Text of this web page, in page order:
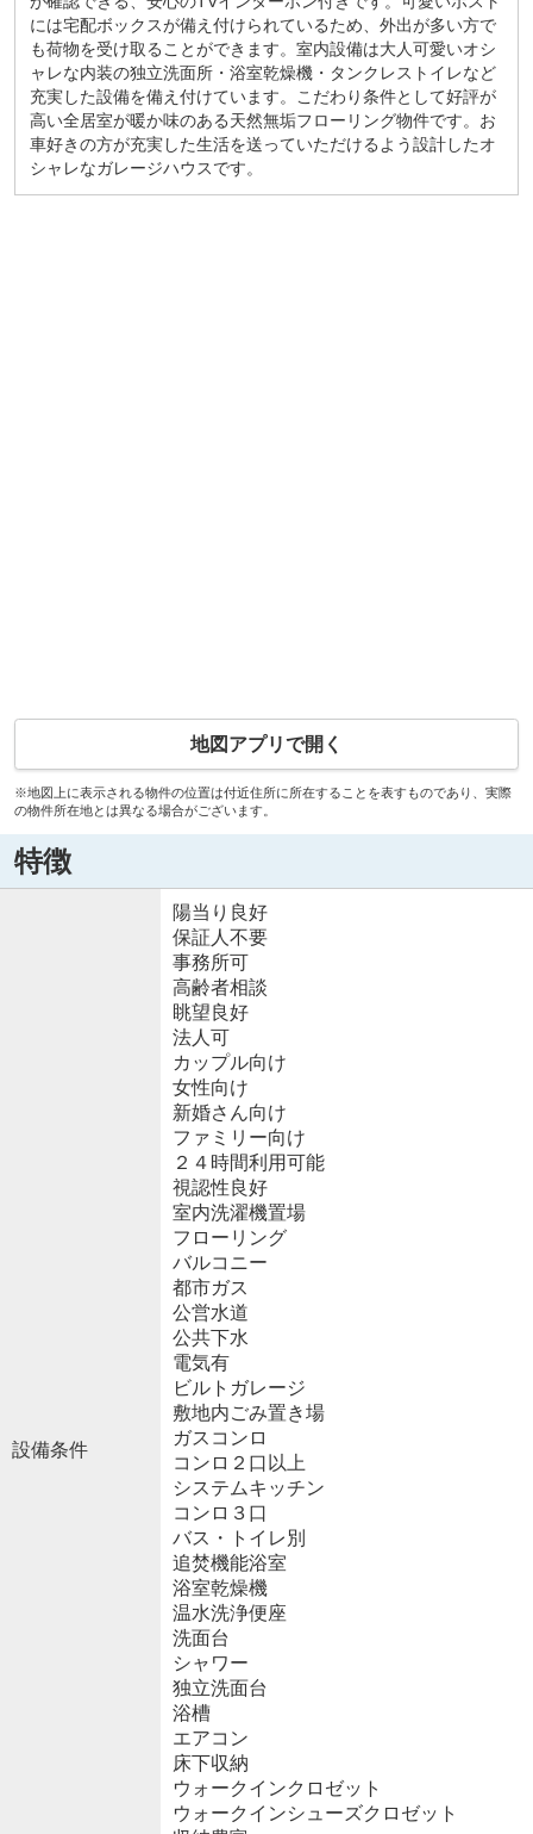
には宅配ボックスが備え付けられているため、外出が多い方で
も荷物を受け取ることができます。室内設備は大人可愛いオシ
ャレな内装の独立洗面所・浴室乾燥機・タンクレストイレなど
充実した設備を備え付けています。こだわり条件として好評が
高い全居室が暖か味のある天然無垢フローリング物件です。お
車好きの方が充実した生活を送っていただけるよう設計したオ
シャレなガレージハウスです。
地図アプリで開く
※地図上に表示される物件の位置は付近住所に所在することを表すものであり、実際
の物件所在地とは異なる場合がございます。
特徴
設備条件
陽当り良好
保証人不要
事務所可
高齢者相談
眺望良好
法人可
カップル向け
女性向け
新婚さん向け
ファミリー向け
２４時間利用可能
視認性良好
室内洗濯機置場
フローリング
バルコニー
都市ガス
公営水道
公共下水
電気有
ビルトガレージ
敷地内ごみ置き場
ガスコンロ
コンロ２口以上
システムキッチン
コンロ３口
バス・トイレ別
追焚機能浴室
浴室乾燥機
温水洗浄便座
洗面台
シャワー
独立洗面台
浴槽
エアコン
床下収納
ウォークインクロゼット
ウォークインシューズクロゼット